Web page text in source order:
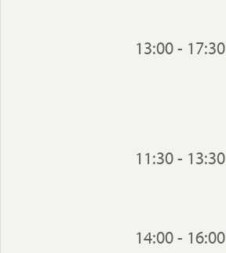
13:00 - 17:30
11:30 - 13:30
14:00 - 16:00